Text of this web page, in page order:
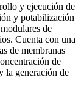
y ejecución de
y potabilización
de
Cuenta con una
de membranas
de
la generación de